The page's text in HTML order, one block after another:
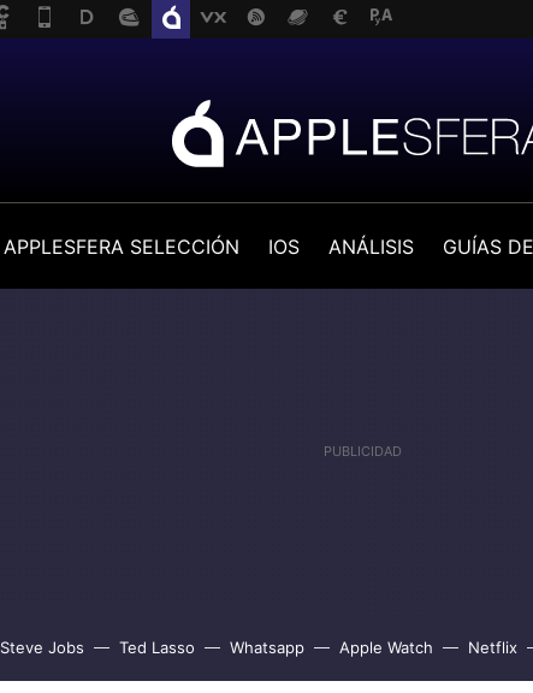
APPLESFERA SELECCIÓN IOS ANÁLISIS GUÍAS
Steve Jobs Ted Lasso Whatsapp Apple Watch Netflix